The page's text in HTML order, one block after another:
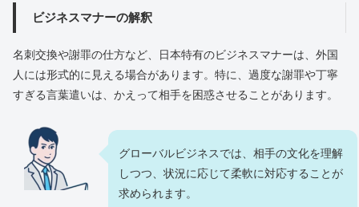
ビジネスマナーの解釈
名刺交換や謝罪の仕方など、日本特有のビジネスマナーは、外国
人には形式的に見える場合があります。特に、過度な謝罪や丁寧
すぎる言葉遣いは、かえって相手を困惑させることがあります。
グローバルビジネスでは、相手の文化を理解
しつつ、状況に応じて柔軟に対応することが
求められます。